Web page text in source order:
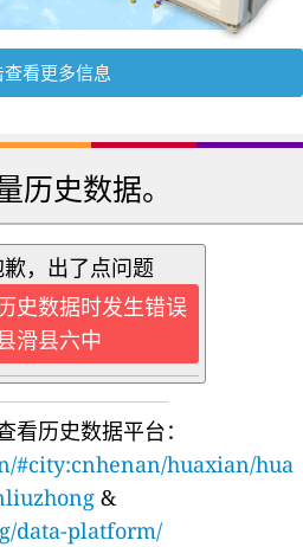
查看更多信息
历史数据。
，出了点问题
史数据时发生错误
滑县六中
看历史数据平台：
#city:cnhenan/huaxian/hua
&
data-platform/